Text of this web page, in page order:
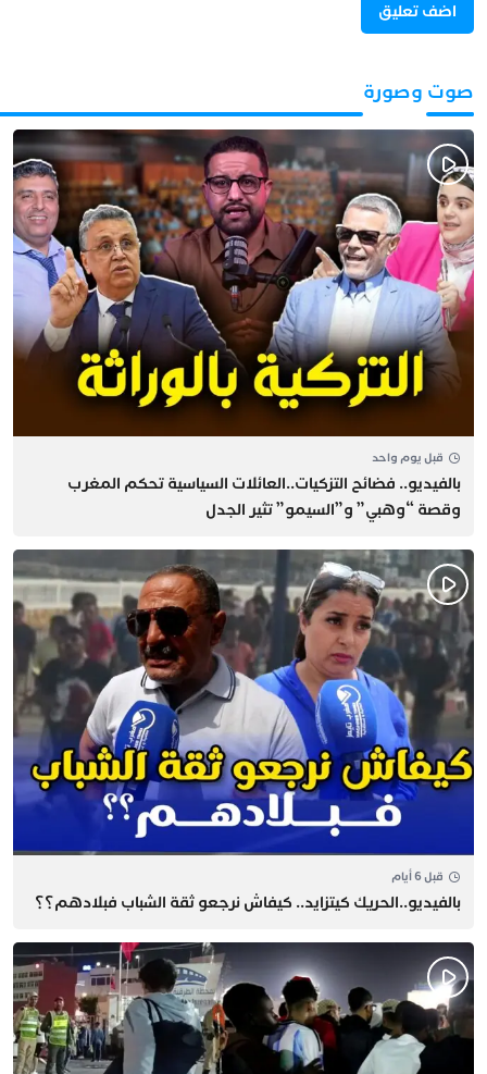
صوت وصورة
قبل يوم واحد
بالفيديو.. فضائح التزكيات..العائلات السياسية تحكم المغرب
وقصة “وهبي” و”السيمو” تثير الجدل
قبل 6 أيام
بالفيديو..الحريك كيتزايد.. كيفاش نرجعو ثقة الشباب فبلادهم؟؟